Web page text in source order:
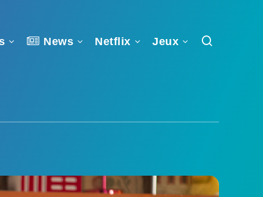
News Netflix Jeux